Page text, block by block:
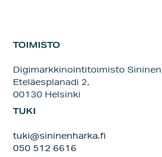
TOIMISTO
Digimarkkinointitoimisto
Eteläesplanadi 2,
00130 Helsinki
TUKI
tuki@sininenharka.fi
050 512 6616